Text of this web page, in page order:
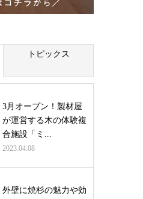
トピックス
3月オープン！製材屋
が運営する木の体験複
合施設「ミ...
2023.04.08
外壁に焼杉の魅力や効